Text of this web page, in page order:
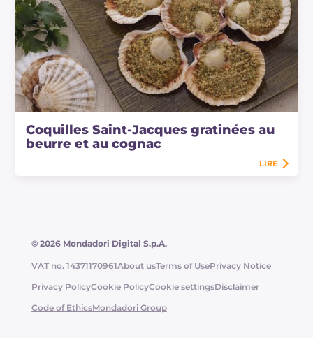
Coquilles Saint-Jacques gratinées au
beurre et au cognac
LIRE
© 2026 Mondadori Digital S.p.A.
VAT no. 14371170961About usTerms of UsePrivacy Notice
Privacy PolicyCookie PolicyCookie settingsDisclaimer
Code of EthicsMondadori Group